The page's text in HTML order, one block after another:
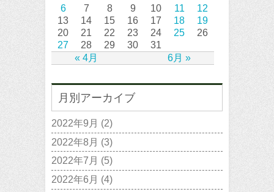
« 4月 6月 »
6
7 8 9 10 11
12
13
14 15 16 17 18
19
20
21 22 23 24 25
26
27
28 29 30 31
月別アーカイブ
2022年9月 (2)
2022年8月 (3)
2022年7月 (5)
2022年6月 (4)